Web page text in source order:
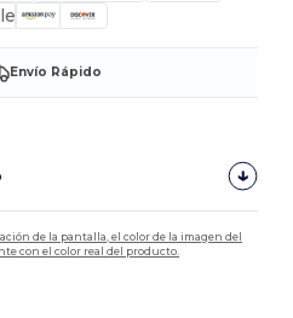
Envío Rápido
de la pantalla, el color de la imagen del
con el color real del producto.